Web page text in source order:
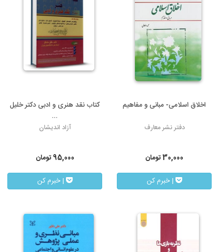
اخلاق اسلامی- مبانی و مفاهیم
دفتر نشر معارف
30,000تومان
| خبرم کن
کتاب نقد هنری و ادبی دکتر خلیل
...
آزاد اندیشان
95,000تومان
| خبرم کن